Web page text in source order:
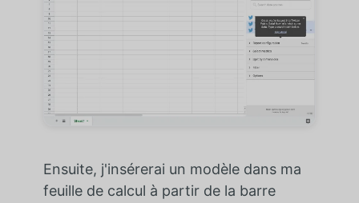
Ensuite, j'insérerai un modèle dans ma
feuille de calcul à partir de la barre